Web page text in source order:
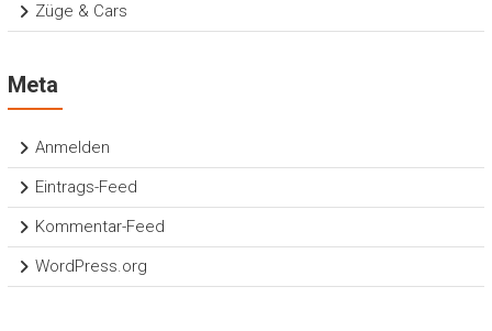
Züge & Cars
Meta
Anmelden
Eintrags-Feed
Kommentar-Feed
WordPress.org